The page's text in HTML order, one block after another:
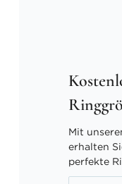
Mit
erhalten
perfekte